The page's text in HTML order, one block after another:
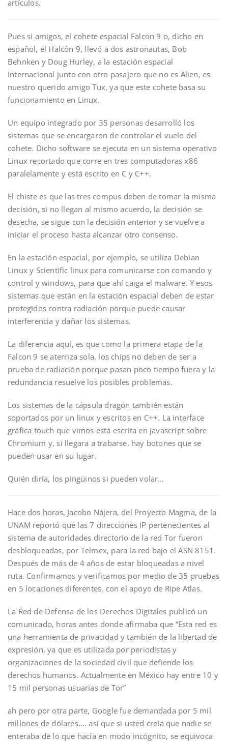
artículos.
Pues si amigos, el cohete espacial Falcon 9 o, dicho en
español, el Halcón 9, llevó a dos astronautas, Bob
Behnken y Doug Hurley, a la estación espacial
Internacional junto con otro pasajero que no es Alien, es
nuestro querido amigo Tux, ya que este cohete basa su
funcionamiento en Linux.
Un equipo integrado por 35 personas desarrolló los
sistemas que se encargaron de controlar el vuelo del
cohete. Dicho software se ejecuta en un sistema operativo
Linux recortado que corre en tres computadoras x86
paralelamente y está escrito en C y C++.
El chiste es que las tres compus deben de tomar la misma
decisión, si no llegan al mismo acuerdo, la decisión se
desecha, se sigue con la decisión anterior y se vuelve a
iniciar el proceso hasta alcanzar otro consenso.
En la estación espacial, por ejemplo, se utiliza Debian
Linux y Scientific linux para comunicarse con comando y
control y windows, para que ahí caiga el malware. Y esos
sistemas que están en la estación espacial deben de estar
protegidos contra radiación porque puede causar
interferencia y dañar los sistemas.
La diferencia aquí, es que como la primera etapa de la
Falcon 9 se aterriza sola, los chips no deben de ser a
prueba de radiación porque pasan poco tiempo fuera y la
redundancia resuelve los posibles problemas.
Los sistemas de la cápsula dragón también están
soportados por un linux y escritos en C++. La interface
gráfica touch que vimos está escrita en javascript sobre
Chromium y, si llegara a trabarse, hay botones que se
pueden usar en su lugar.
Quién diría, los pingüinos si pueden volar…
Hace dos horas, Jacobo Nájera, del Proyecto Magma, de la
UNAM reportó que las 7 direcciones IP pertenecientes al
sistema de autoridades directorio de la red Tor fueron
desbloqueadas, por Telmex, para la red bajo el ASN 8151.
Después de más de 4 años de estar bloqueadas a nivel
ruta. Confirmamos y verificamos por medio de 35 pruebas
en 5 locaciones diferentes, con el apoyo de Ripe Atlas.
La Red de Defensa de los Derechos Digitales publicó un
comunicado, horas antes donde afirmaba que “Esta red es
una herramienta de privacidad y también de la libertad de
expresión, ya que es utilizada por periodistas y
organizaciones de la sociedad civil que defiende los
derechos humanos. Actualmente en México hay entre 10 y
15 mil personas usuarias de Tor”
ah pero por otra parte, Google fue demandada por 5 mil
millones de dólares…. así que si usted creía que nadie se
enteraba de lo que hacía en modo incógnito, se equivoca